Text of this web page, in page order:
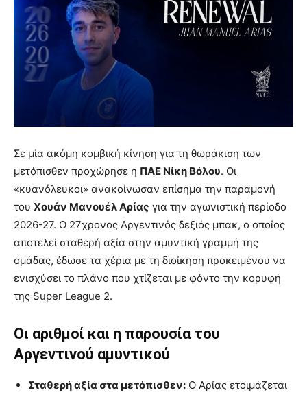
Σε μία ακόμη κομβική κίνηση για τη θωράκιση των
μετόπισθεν προχώρησε η ΠΑΕ Νίκη Βόλου. Οι
«κυανόλευκοι» ανακοίνωσαν επίσημα την παραμονή
του Χουάν Μανουέλ Αρίας για την αγωνιστική περίοδο
2026-27. Ο 27χρονος Αργεντινός δεξιός μπακ, ο οποίος
αποτελεί σταθερή αξία στην αμυντική γραμμή της
ομάδας, έδωσε τα χέρια με τη διοίκηση προκειμένου να
ενισχύσει το πλάνο που χτίζεται με φόντο την κορυφή
της Super League 2.
Οι αριθμοί και η παρουσία του
Αργεντινού αμυντικού
Σταθερή αξία στα μετόπισθεν: Ο Αρίας ετοιμάζεται